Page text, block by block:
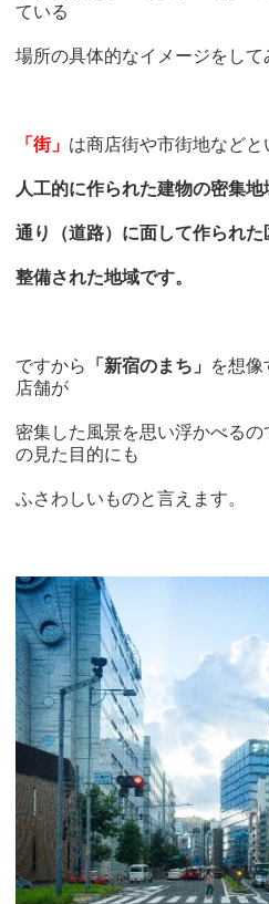
ている
場所の具体的なイメージをして
「街」 は商店街や市街地など
人工的に作られた建物の密集地
通り（道路）に面して作られ
整備された地域です。
ですから 「新宿のまち」 を想
店舗が
密集した風景を思い浮かべる
の見た目的にも
ふさわしいものと言えます。